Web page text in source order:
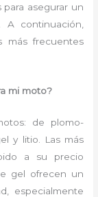
asegurar un
A continuación,
más frecuentes
mi moto?
de plomo-
y litio. Las más
a su precio
gel ofrecen un
especialmente